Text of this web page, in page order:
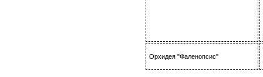
Орхидея "Фаленопсис"